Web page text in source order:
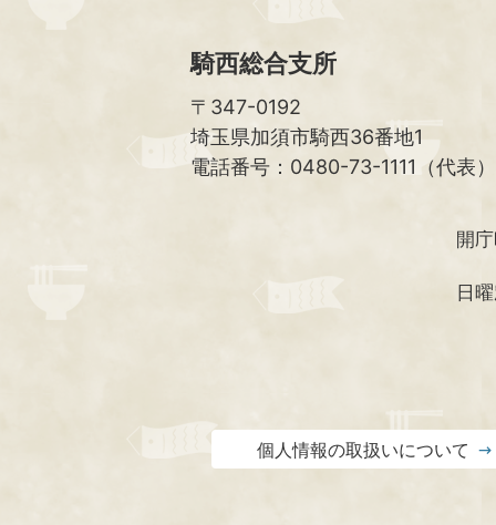
騎西総合支所
〒347-0192
埼玉県加須市騎西36番地1
電話番号：0480-73-1111（代表）
開
日
個人情報の取扱いについて